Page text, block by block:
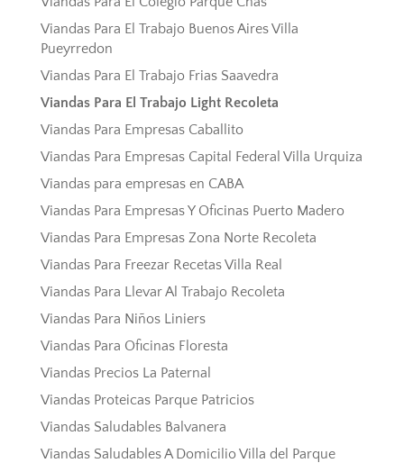
Viandas Para El Trabajo Buenos Aires Villa
Pueyrredon
Viandas Para El Trabajo Frias Saavedra
Viandas Para El Trabajo Light Recoleta
Viandas Para Empresas Caballito
Viandas Para Empresas Capital Federal Villa Urquiza
Viandas para empresas en CABA
Viandas Para Empresas Y Oficinas Puerto Madero
Viandas Para Empresas Zona Norte Recoleta
Viandas Para Freezar Recetas Villa Real
Viandas Para Llevar Al Trabajo Recoleta
Viandas Para Niños Liniers
Viandas Para Oficinas Floresta
Viandas Precios La Paternal
Viandas Proteicas Parque Patricios
Viandas Saludables Balvanera
Viandas Saludables A Domicilio Villa del Parque